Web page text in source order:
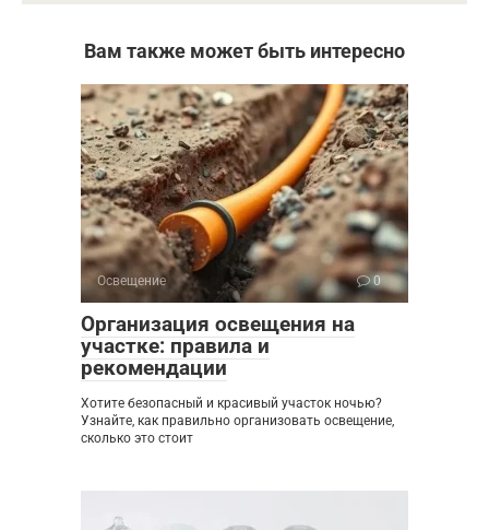
Вам также может быть интересно
Освещение 0
Организация освещения на
участке: правила и
рекомендации
Хотите безопасный и красивый участок ночью?
Узнайте, как правильно организовать освещение,
сколько это стоит